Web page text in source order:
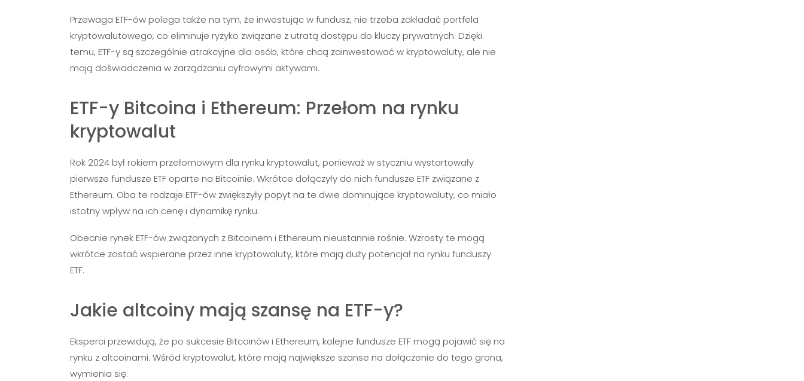
Przewaga ETF-ów polega także na tym, że inwestując w fundusz, nie trzeba zakładać portfela
kryptowalutowego, co eliminuje ryzyko związane z utratą dostępu do kluczy prywatnych. Dzięki
temu, ETF-y są szczególnie atrakcyjne dla osób, które chcą zainwestować w kryptowaluty, ale nie
mają doświadczenia w zarządzaniu cyfrowymi aktywami.
ETF-y Bitcoina i Ethereum: Przełom na rynku
kryptowalut
Rok 2024 był rokiem przełomowym dla rynku kryptowalut, ponieważ w styczniu wystartowały
pierwsze fundusze ETF oparte na Bitcoinie. Wkrótce dołączyły do nich fundusze ETF związane z
Ethereum. Oba te rodzaje ETF-ów zwiększyły popyt na te dwie dominujące kryptowaluty, co miało
istotny wpływ na ich cenę i dynamikę rynku.
Obecnie rynek ETF-ów związanych z Bitcoinem i Ethereum nieustannie rośnie. Wzrosty te mogą
wkrótce zostać wspierane przez inne kryptowaluty, które mają duży potencjał na rynku funduszy
ETF.
Jakie altcoiny mają szansę na ETF-y?
Eksperci przewidują, że po sukcesie Bitcoinów i Ethereum, kolejne fundusze ETF mogą pojawić się na
rynku z altcoinami. Wśród kryptowalut, które mają największe szanse na dołączenie do tego grona,
wymienia się: